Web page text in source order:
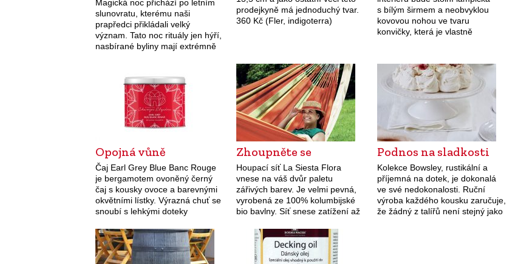
Magická noc přichází po letním
slunovratu, kterému naši
prapředci přikládali velký
význam. Tato noc rituály jen hýří,
nasbírané byliny mají extrémně
prodejkyně má jednoduchý tvar.
360 Kč (Fler, indigoterra)
s bílým širmem a neobvyklou
kovovou nohou ve tvaru
konvičky, která je vlastně
50 cm) je 2 800 Kč, cena
lampičky…
Opojná vůně
Čaj Earl Grey Blue Banc Rouge
je bergamotem ovoněný černý
čaj s kousky ovoce a barevnými
okvětními lístky. Výrazná chuť se
snoubí s lehkými doteky
mušelínových sáčků v kovové
dóze…
Zhoupněte se
Houpací síť La Siesta Flora
vnese na váš dvůr paletu
zářivých barev. Je velmi pevná,
vyrobená ze 100% kolumbijské
bio bavlny. Síť snese zatížení až
i ve…
Podnos na sladkosti
Kolekce Bowsley, rustikální a
příjemná na dotek, je dokonalá
ve své nedokonalosti. Ruční
výroba každého kousku zaručuje,
že žádný z talířů není stejný jako